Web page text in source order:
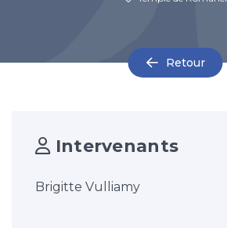
Retour
Intervenants
Brigitte Vulliamy